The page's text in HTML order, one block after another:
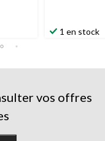
1 en stock
vos offres